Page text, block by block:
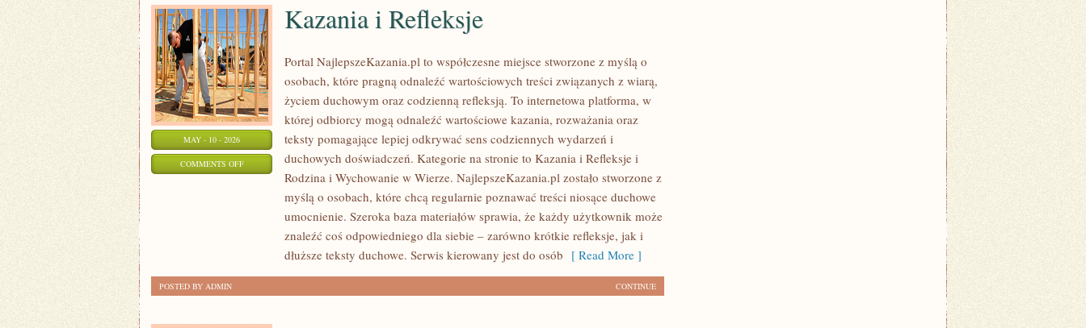
MAY - 10 - 2026
COMMENTS OFFON
REFLEKSJE
Kazania i Refleksje
Portal NajlepszeKazania.pl to współczesne miejsce stworzone z myślą o
osobach, które pragną odnaleźć wartościowych treści związanych z wiarą,
życiem duchowym oraz codzienną refleksją. To internetowa platforma, w
której odbiorcy mogą odnaleźć wartościowe kazania, rozważania oraz
teksty pomagające lepiej odkrywać sens codziennych wydarzeń i
duchowych doświadczeń. Kategorie na stronie to Kazania i Refleksje i
Rodzina i Wychowanie w Wierze. NajlepszeKazania.pl zostało stworzone z
myślą o osobach, które chcą regularnie poznawać treści niosące duchowe
umocnienie. Szeroka baza materiałów sprawia, że każdy użytkownik może
znaleźć coś odpowiedniego dla siebie – zarówno krótkie refleksje, jak i
dłuższe teksty duchowe. Serwis kierowany jest do osób [ Read More ]
CONTINUE
POSTED BY ADMIN